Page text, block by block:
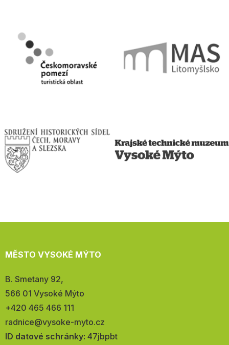
MĚSTO VYSOKÉ MÝTO
Adresa:
B. Smetany 92,
566 01 Vysoké Mýto
Telefon:
+420 465 466 111
E-
mail:
radnice@vysoke-myto.cz
ID datové schránky: 47jbpbt